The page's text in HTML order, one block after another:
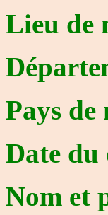
Lieu de
Pays de
Date du
Nom et